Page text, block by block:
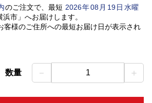
のご注文で、最短 2026年08 月 19日水曜
浜市」 へお届けします。
客様のご住所への最短お届け日が表示され
数量 － 1 ＋